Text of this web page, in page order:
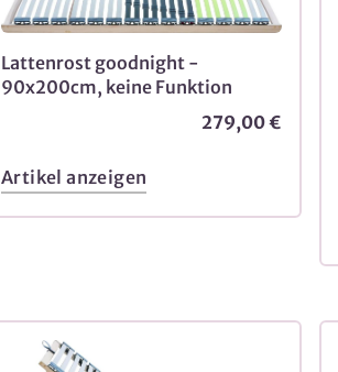
Lattenrost goodnight -
90x200cm, keine Funktion
279,00 €
Artikel anzeigen